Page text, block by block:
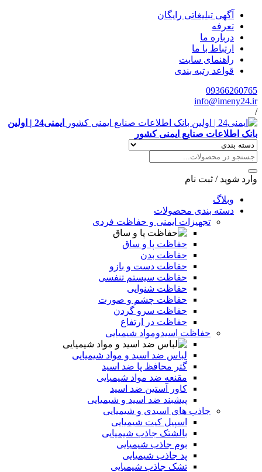
آگهی تبلیغاتی رایگان
تعرفه
درباره ما
ارتباط با ما
راهنمای سایت
قواعد رتبه بندی
09366260765
info@imeny24.ir
/
ایمنی24 | اولین
بانک اطلاعات صنایع ایمنی کشور
وارد شوید / ثبت نام
وبلاگ
دسته بندی محصولات
تجهیزات ایمنی و حفاظت فردی
حفاظت پا و ساق
حفاظت بدن
حفاظت دست و بازو
حفاظت سیستم تنفسی
حفاظت شنوایی
حفاظت چشم و صورت
حفاظت سرو گردن
حفاظت در ارتفاع
حفاظت اسیدومواد شیمیایی
لباس ضد اسید و مواد شیمیایی
گتر محافظ پا ضد اسید
مقنعه ضد مواد شیمیایی
کاور آستین ضد اسید
پیشبند ضد اسید و شیمیایی
جاذب های اسیدی و شیمیایی
اسپیل کیت شیمیایی
بالشتک جاذب شیمیایی
بوم جاذب شیمیایی
پد جاذب شیمیایی
تشک جاذب شیمیایی